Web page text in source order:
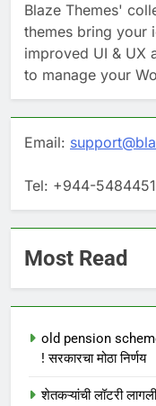
Blaze Themes'
themes bring your
improved UI & UX
to manage your
Email:
Tel: +944-
Most Read
old pension scheme
! सरकारचा मोठा निर्णय
शेतकऱ्यांची लॉटरी